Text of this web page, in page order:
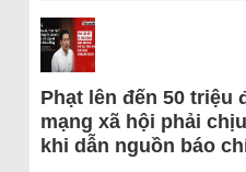
Phạt lên đến 50 triệu
mạng xã hội phải
khi dẫn nguồn báo